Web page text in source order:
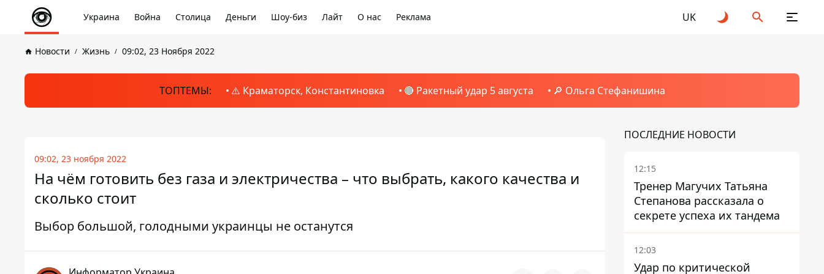
Украина Война Столица Деньги Шоу-биз Лайт О нас Реклама UK
Новости Жизнь 09:02, 23 Ноября 2022
ТОПТЕМЫ: ⚠️ Краматорск, Константиновка 🔴 Ракетный удар 5 августа 🔎 Ольга Стефанишина
09:02, 23 ноября 2022
На чём готовить без газа и электричества – что выбрать, какого качества и
сколько стоит
Выбор большой, голодными украинцы не останутся
ПОСЛЕДНИЕ НОВОСТИ
12:15
Тренер Магучих Татьяна
Степанова рассказала о
секрете успеха их тандема
12:03
Удар по критической